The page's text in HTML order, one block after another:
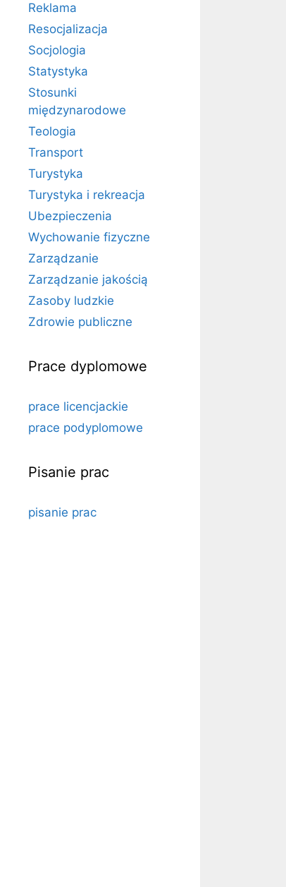
Reklama
Resocjalizacja
Socjologia
Statystyka
Stosunki
międzynarodowe
Teologia
Transport
Turystyka
Turystyka i rekreacja
Ubezpieczenia
Wychowanie fizyczne
Zarządzanie
Zarządzanie jakością
Zasoby ludzkie
Zdrowie publiczne
Prace dyplomowe
prace licencjackie
prace podyplomowe
Pisanie prac
pisanie prac